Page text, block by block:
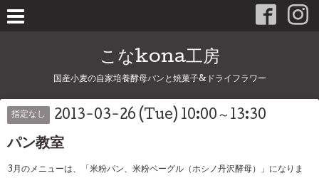
こなkona工房
国産小麦の自家培養酵母パンと焼菓子&ドライフラワー
指定なし 2013-03-26 (Tue) 10:00～13:30
パン教室
3月のメニューは、「米粉パン、米粉ベーグル（ホシノ丹沢酵母）」になりま